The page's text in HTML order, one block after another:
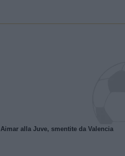
Aimar alla Juve, smentite da Valencia